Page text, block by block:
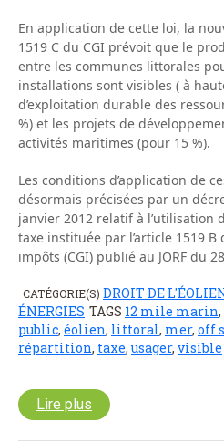
En application de cette loi, la
1519 C du CGI prévoit que le
entre les communes littorales
installations sont visibles ( à
d’exploitation durable des
%) et les projets de
activités maritimes (pour 15 %).
Les conditions d’application de
désormais précisées par un
janvier 2012 relatif à l’utilisation
taxe instituée par l’article 1519
impôts (CGI) publié au JORF du
CATÉGORIE(S) DROIT DE
ÉNERGIES TAGS 12 mile marin,
public, éolien, littoral, mer, off
répartition, taxe,usager, visible
Lire plus